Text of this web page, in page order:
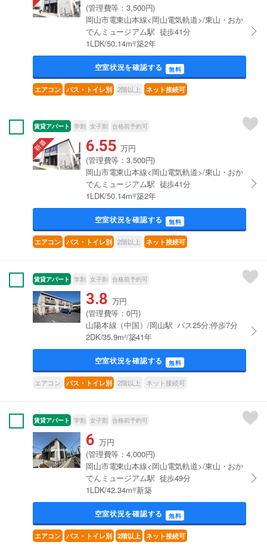
(管理費等：3,500円)
岡山市電東山本線<岡山電気軌道>/東山・おか
でんミュージアム駅 徒歩41分
1LDK/50.14m²/築2年
空室状況を確認する 無料
エアコン バス・トイレ別 2階以上 ネット接続可
賃貸アパート 学割 女子割 合格前予約可
6.55 万円
(管理費等：3,500円)
岡山市電東山本線<岡山電気軌道>/東山・おか
でんミュージアム駅 徒歩41分
1LDK/50.14m²/築2年
空室状況を確認する 無料
エアコン バス・トイレ別 2階以上 ネット接続可
賃貸アパート 学割 女子割 合格前予約可
3.8 万円
(管理費等：0円)
山陽本線（中国）/岡山駅 バス25分:停歩7分
2DK/35.9m²/築41年
空室状況を確認する 無料
エアコン バス・トイレ別 2階以上 ネット接続可
賃貸アパート 学割 女子割 合格前予約可
6 万円
(管理費等：4,000円)
岡山市電東山本線<岡山電気軌道>/東山・おか
でんミュージアム駅 徒歩49分
1LDK/42.34m²/新築
空室状況を確認する 無料
エアコン バス・トイレ別 2階以上 ネット接続可